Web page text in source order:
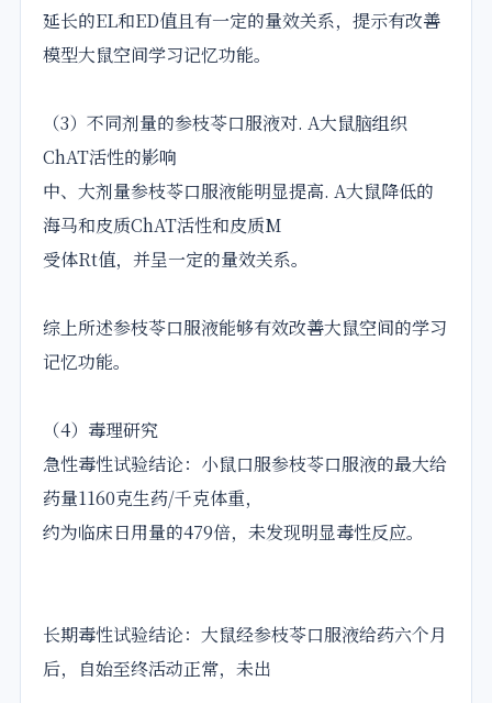
延长的EL和ED值且有一定的量效关系，提示有改善
模型大鼠空间学习记忆功能。
（3）不同剂量的参枝苓口服液对. A大鼠脑组织
ChAT活性的影响
中、大剂量参枝苓口服液能明显提高. A大鼠降低的
海马和皮质ChAT活性和皮质M
受体Rt值，并呈一定的量效关系。
综上所述参枝苓口服液能够有效改善大鼠空间的学习
记忆功能。
（4）毒理研究
急性毒性试验结论：小鼠口服参枝苓口服液的最大给
药量1160克生药/千克体重，
约为临床日用量的479倍，未发现明显毒性反应。
长期毒性试验结论：大鼠经参枝苓口服液给药六个月
后，自始至终活动正常，未出